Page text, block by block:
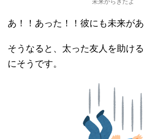
あ！！あった！！彼にも未来があ
そうなると、太った友人を助け
にそうです。